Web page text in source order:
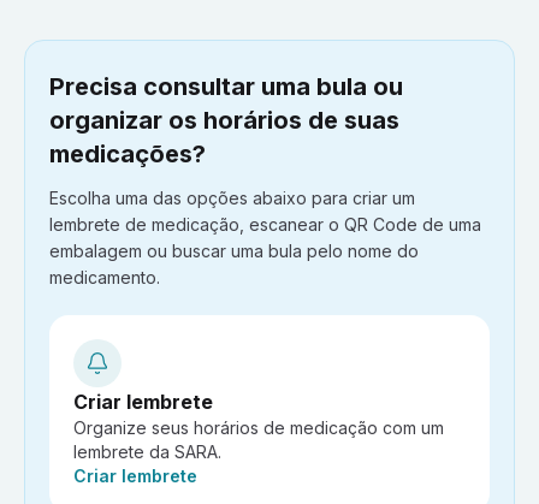
Precisa consultar uma bula ou
organizar os horários de suas
medicações?
Escolha uma das opções abaixo para criar um
lembrete de medicação, escanear o QR Code de uma
embalagem ou buscar uma bula pelo nome do
medicamento.
Criar lembrete
Organize seus horários de medicação com um
lembrete da SARA.
Ação:
Criar lembrete